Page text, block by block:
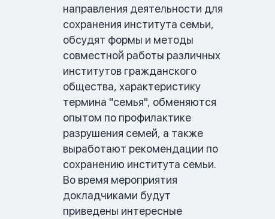
направления деятельности для
сохранения института семьи,
обсудят формы и методы
совместной работы различных
институтов гражданского
общества, характеристику
термина "семья", обменяются
опытом по профилактике
разрушения семей, а также
выработают рекомендации по
сохранению института семьи.
Во время мероприятия
докладчиками будут
приведены интересные